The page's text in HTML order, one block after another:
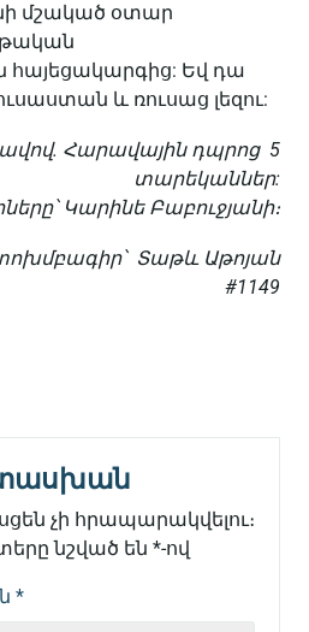
մշակած օտար
հայեցակարգից: Եվ դա
և ռուսաց լեզու:
Հարավային դպրոց 5
տարեկաններ:
Կարինե Բաբուջյանի։
Տաթև Աթոյան
#1149
չի հրապարակվելու։
նշված են *-ով
*